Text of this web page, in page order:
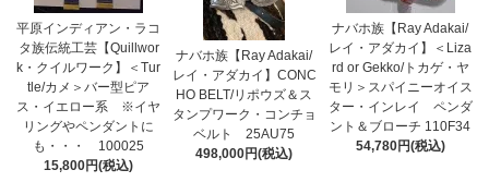
平原インディアン・ラコ
タ族伝統工芸【Quillwor
k・クイルワーク】＜Tur
tle/カメ＞バー型ピア
ス・イエロー系 ※イヤ
リングやペンダントに
も・・・ 100025
15,800円(税込)
ナバホ族【Ray Adakai/
レイ・アダカイ】CONC
HO BELT/リポウズ＆ス
タンプワーク・コンチョ
ベルト 25AU75
498,000円(税込)
ナバホ族【Ray Adakai/
レイ・アダカイ】＜Liza
rd or Gekko/トカゲ・ヤ
モリ＞スパイニーオイス
ター・インレイ ペンダ
ント＆ブローチ 110F34
54,780円(税込)